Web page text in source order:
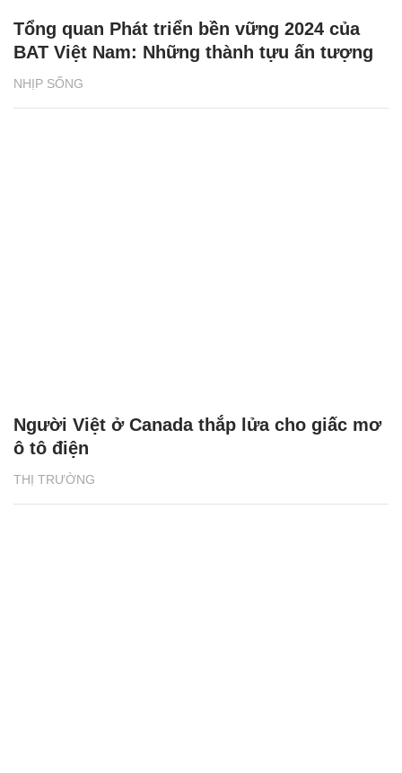
NHỊP SỐNG
Tổng quan Phát triển bền vững 2024 của
BAT Việt Nam: Những thành tựu ấn tượng
THỊ TRƯỜNG
Người Việt ở Canada thắp lửa cho giấc mơ
ô tô điện